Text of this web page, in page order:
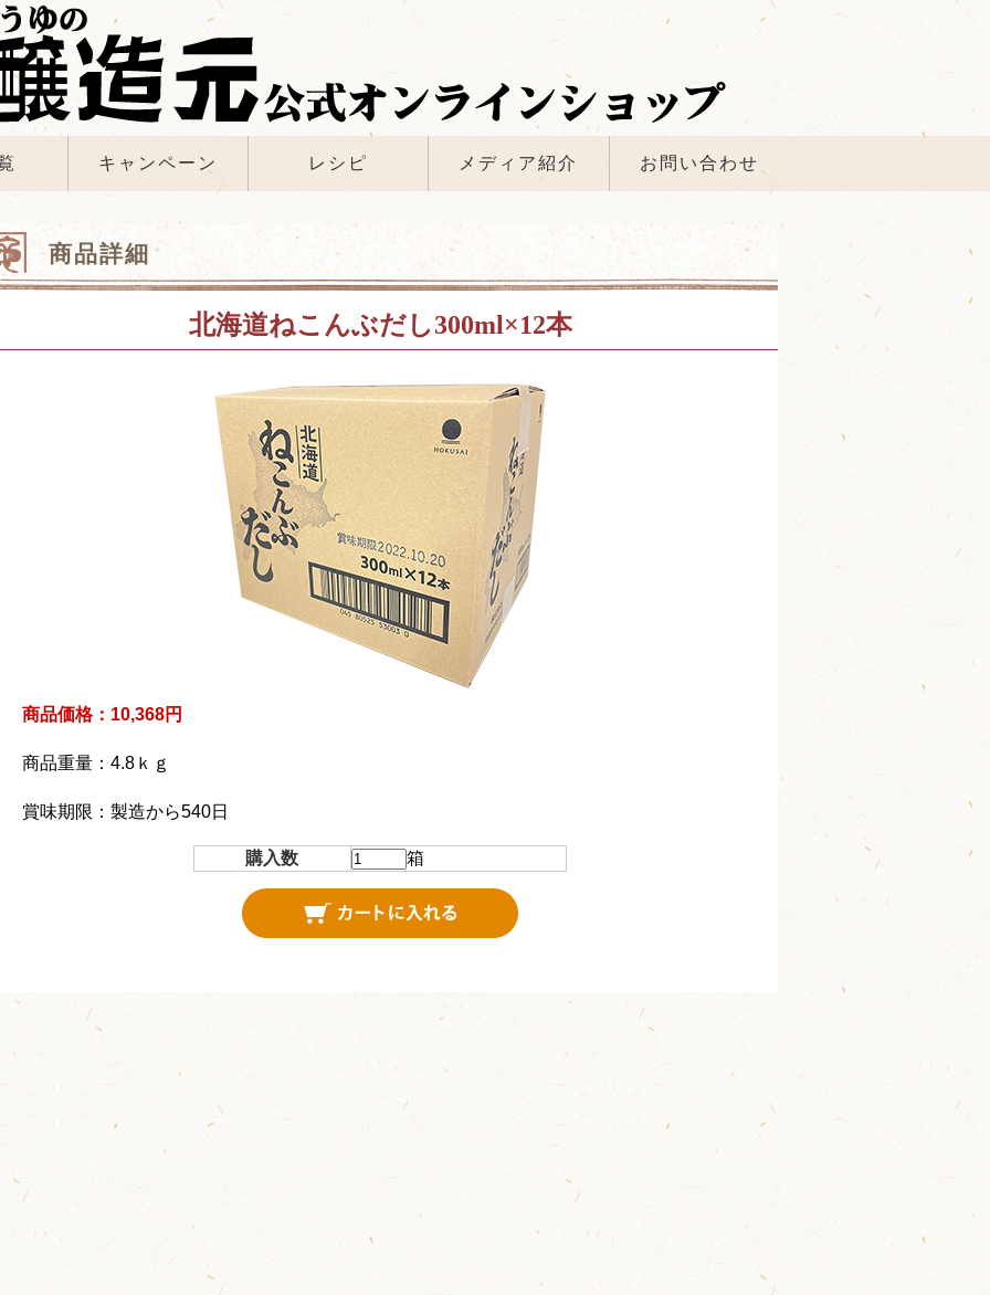
キャンペーン レシピ メディア紹介 お問い合わせ
商品詳細
北海道ねこんぶだし300ml×12本
商品価格：10,368円
商品重量：4.8ｋｇ
賞味期限：製造から540日
購入数 箱